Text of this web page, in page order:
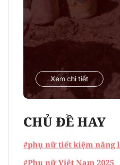
Xem chi tiết
CHỦ ĐỀ HAY
#phụ nữ tiết kiệm năng
#Phụ nữ Việt Nam 2025